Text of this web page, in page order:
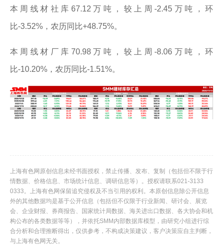
本周线材社库67.12万吨，较上周-2.45万吨，环
比-3.52%，农历同比+48.75%。
本周线材厂库70.98万吨，较上周-8.06万吨，环
比-10.20%，农历同比-1.51%。
上海有色网原创信息未经书面授权，禁止传播、发布、复制（包括但不限于行
情数据、价格信息、市场统计信息、调研信息等）。授权请联系021-3133
0333。上海有色网保留追究侵权及不当引用的权利。本原创信息除公开信息
外的其他数据均是基于公开信息（包括但不仅限于行业新闻、研讨会、展览
会、企业财报、券商报告、国家统计局数据、海关进出口数据、各大协会和机
构公布的各类数据等等），并依托SMM内部数据库模型，由研究小组进行综
合分析和合理推断得出，仅供参考，不构成决策建议，客户决策应自主判断，
与上海有色网无关。